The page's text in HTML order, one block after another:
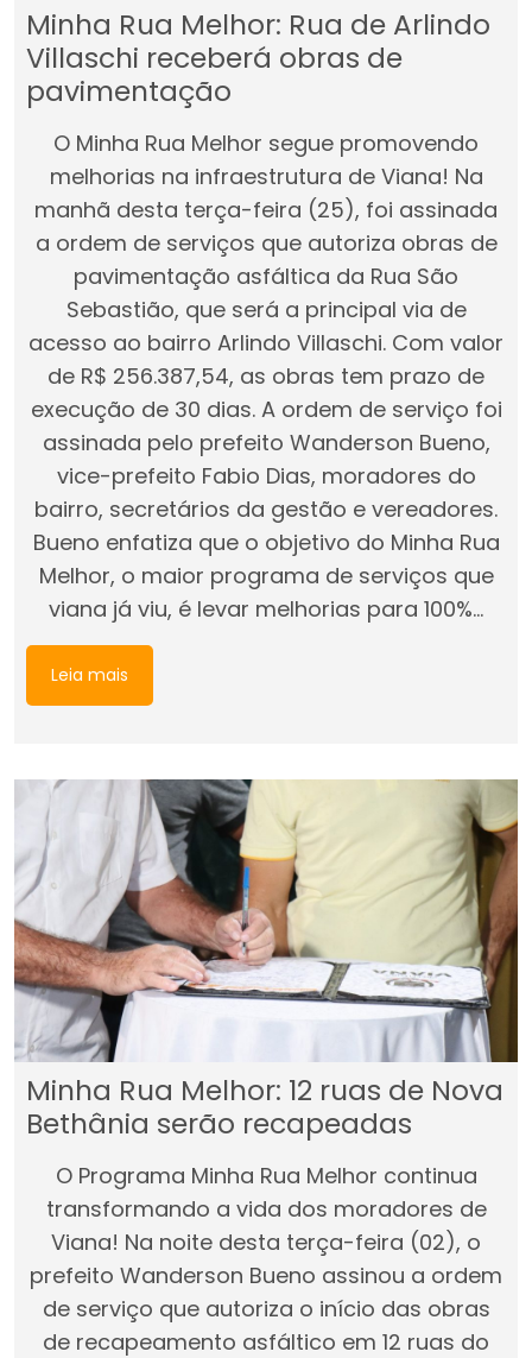
Minha Rua Melhor: Rua de Arlindo
Villaschi receberá obras de
pavimentação
O Minha Rua Melhor segue promovendo
melhorias na infraestrutura de Viana! Na
manhã desta terça-feira (25), foi assinada
a ordem de serviços que autoriza obras de
pavimentação asfáltica da Rua São
Sebastião, que será a principal via de
acesso ao bairro Arlindo Villaschi. Com valor
de R$ 256.387,54, as obras tem prazo de
execução de 30 dias. A ordem de serviço foi
assinada pelo prefeito Wanderson Bueno,
vice-prefeito Fabio Dias, moradores do
bairro, secretários da gestão e vereadores.
Bueno enfatiza que o objetivo do Minha Rua
Melhor, o maior programa de serviços que
viana já viu, é levar melhorias para 100%…
Leia mais
Minha Rua Melhor: 12 ruas de Nova
Bethânia serão recapeadas
O Programa Minha Rua Melhor continua
transformando a vida dos moradores de
Viana! Na noite desta terça-feira (02), o
prefeito Wanderson Bueno assinou a ordem
de serviço que autoriza o início das obras
de recapeamento asfáltico em 12 ruas do